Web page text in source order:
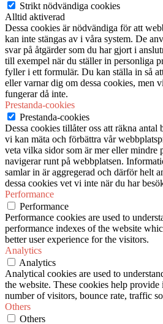
Strikt nödvändiga cookies
Alltid aktiverad
Dessa cookies är nödvändiga för att
kan inte stängas av i våra system. De
svar på åtgärder som du har gjort i
till exempel när du ställer in personliga
fyller i ett formulär. Du kan ställa in så
eller varnar dig om dessa cookies, men
fungerar då inte.
Prestanda-cookies
Prestanda-cookies
Dessa cookies tillåter oss att räkna
vi kan mäta och förbättra vår
veta vilka sidor som är mer eller mindre
navigerar runt på webbplatsen.
samlar in är aggregerad och därför helt
dessa cookies vet vi inte när du har
Performance
Performance
Performance cookies are used to
performance indexes of the website
better user experience for the visitors.
Analytics
Analytics
Analytical cookies are used to
the website. These cookies help
number of visitors, bounce rate, traffic
Others
Others